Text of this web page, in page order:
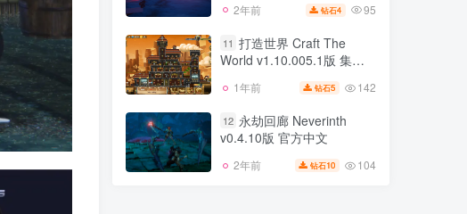
2年前 钻石4 95
11 打造世界 Craft The
World v1.10.005.1版 集成
1年前 钻石5 142
12 永劫回廊 Neverinth
v0.4.10版 官方中文
2年前 钻石10 104
10 失忆俱乐部 The
方英文
2年前 钻石 4
11
打造世界 Craft The
全DLC 官方中文
1年前 钻石
12 永劫回廊 Neverinth